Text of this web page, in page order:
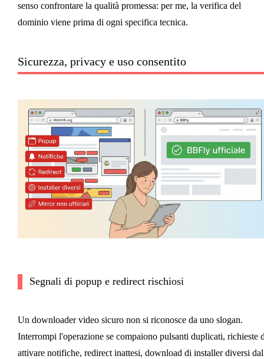
senso confrontare la qualità promessa: per me, la verifica del
dominio viene prima di ogni specifica tecnica.
Sicurezza, privacy e uso consentito
Segnali di popup e redirect rischiosi
Un downloader video sicuro non si riconosce da uno slogan.
Interrompi l'operazione se compaiono pulsanti duplicati, richieste
attivare notifiche, redirect inattesi, download di installer diversi dal